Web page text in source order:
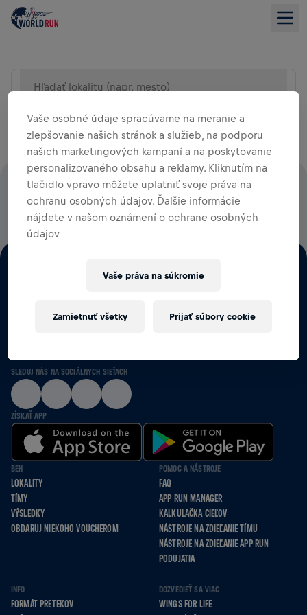
Hľadať lokalitu (napr. mesto)
100% VŠETKÝCH REGISTRAČNÝCH POPLATKOV PUTUJE
PRIAMO NA VÝSKUM MIECHY
SLEDUJ NÁS NA SOCIÁLNYCH SIEŤACH
ZÍSKAŤ APP
BEH
LOKALITY
TÍMY
VÝSLEDKY
OBDARUJ NIEKOHO VOUCHEROM
POMOC A NÁSTROJE
FAQ
APP RUN MANAGER
KALKULAČKA CIEĽOV
NÁSTROJE NA ZDIEĽANIE TÍMU
NÁSTROJE NA ZDIEĽANIE APP RUN
PODUJATIA
INFO
FORMÁT PRETEKOV
DOZVEDIEŤ SA VIAC
WINGS FOR LIFE
Vaše osobné údaje spracúvame na meranie a
zlepšovanie našich stránok a služieb, na podporu
našich marketingových kampaní a na poskytovanie
personalizovaného obsahu a reklamy. Kliknutím na
tlačidlo vpravo môžete uplatniť svoje práva na
ochranu osobných údajov. Ďalšie informácie
nájdete v našom oznámení o ochrane osobných
údajov
Vaše práva na súkromie
Zamietnuť všetky Prijať súbory cookie